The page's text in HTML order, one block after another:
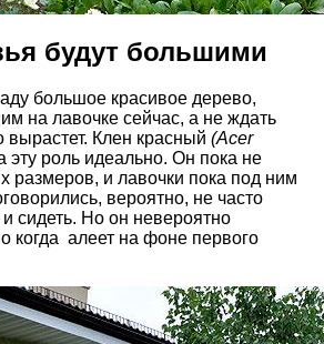
будут большими
большое красивое дерево,
на лавочке сейчас, а не ждать
вырастет. Клен красный (Acer
эту роль идеально. Он пока не
размеров, и лавочки пока под ним
вероятно, не часто
сидеть. Но он невероятно
когда алеет на фоне первого